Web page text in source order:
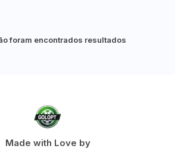
foram encontrados resultados
Made with Love by